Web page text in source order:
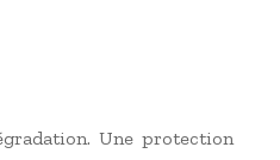
Une protection